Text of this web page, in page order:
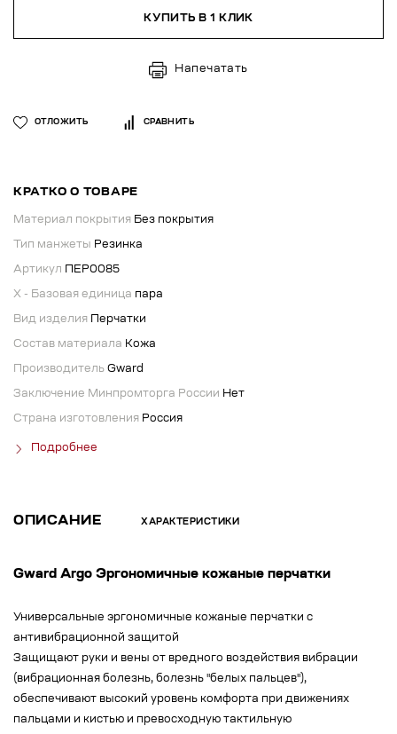
КУПИТЬ В 1 КЛИК
Напечатать
ОТЛОЖИТЬ СРАВНИТЬ
КРАТКО О ТОВАРЕ
Материал покрытия Без покрытия
Тип манжеты Резинка
Артикул ПЕР0085
X - Базовая единица пара
Вид изделия Перчатки
Состав материала Кожа
Производитель Gward
Заключение Минпромторга России Нет
Страна изготовления Россия
Подробнее
ОПИСАНИЕ ХАРАКТЕРИСТИКИ
Gward Argo Эргономичные кожаные перчатки
Универсальные эргономичные кожаные перчатки с
антивибрационной защитой
Защищают руки и вены от вредного воздействия вибрации
(вибрационная болезнь, болезнь "белых пальцев"),
обеспечивают высокий уровень комфорта при движениях
пальцами и кистью и превосходную тактильную